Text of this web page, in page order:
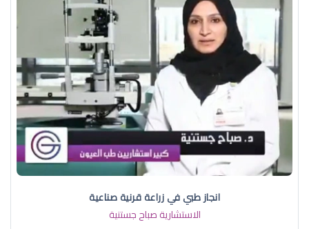
انجاز طبي في زراعة قرنية صناعية
الاستشارية صباح جستنية